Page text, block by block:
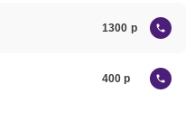
1300
400